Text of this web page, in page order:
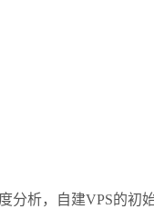
分析，自建VPS的初